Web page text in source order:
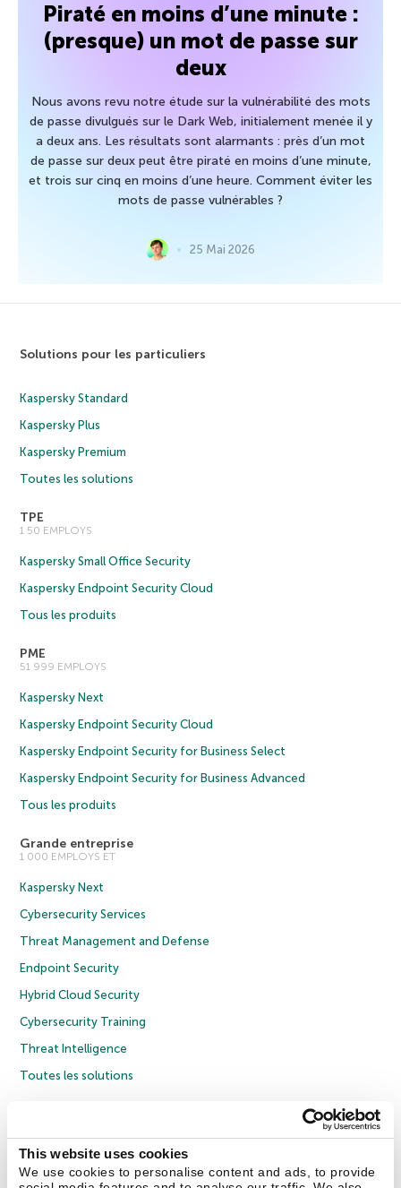
This website uses cookies
We use cookies to personalise content and ads, to provide
Piraté en moins d’une minute :
(presque) un mot de passe sur
deux
Nous avons revu notre étude sur la vulnérabilité des mots
de passe divulgués sur le Dark Web, initialement menée il y
a deux ans. Les résultats sont alarmants : près d’un mot
de passe sur deux peut être piraté en moins d’une minute,
et trois sur cinq en moins d’une heure. Comment éviter les
mots de passe vulnérables ?
25 Mai 2026
Solutions pour les particuliers
Kaspersky Standard
Kaspersky Plus
Kaspersky Premium
Toutes les solutions
TPE
1 50 EMPLOYS
Kaspersky Small Office Security
Kaspersky Endpoint Security Cloud
Tous les produits
PME
51 999 EMPLOYS
Kaspersky Next
Kaspersky Endpoint Security Cloud
Kaspersky Endpoint Security for Business Select
Kaspersky Endpoint Security for Business Advanced
Tous les produits
Grande entreprise
1 000 EMPLOYS ET
Kaspersky Next
Cybersecurity Services
Threat Management and Defense
Endpoint Security
Hybrid Cloud Security
Cybersecurity Training
Threat Intelligence
Toutes les solutions
Politique de confidentialité
Contrat de licence entreprises
Cookies